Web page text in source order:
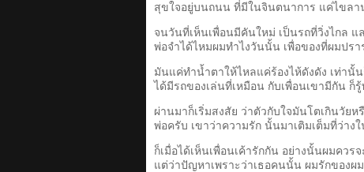
สุขใจอยู่บนถนน ที่มีในจินตนาการ แค่ไขลา
จนวันที่เห็นเพื่อนมีคันใหม่ เป็นรถที่วิ่งไกล แ
พ่อจําได้ไหมผมทําไงวันนั้น เพื่อของที่ผมปร
มันแค่ทําน้ำตาให้ไหลแค่ร้องไห้ดังดัง เท่านั้
ได้มีรถของเล่นที่เหมือน กับเพื่อนเขามีกัน ก็
ผ่านมาก็เริ่มสงสัย ว่าตัวกับใจมันโตเกินวัย
พ่อครับ เขาว่าความรัก นั้นมาเติมเต็มที่ว่าง
ก็เมื่อได้เห็นเพื่อนเค้ารักกัน อย่างนั้นผมควร
แต่ว่าปัญหาเพราะว่าเธอคนนั้น ผมรักของผ